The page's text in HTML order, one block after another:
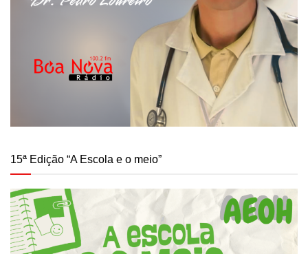
15ª Edição “A Escola e o meio”